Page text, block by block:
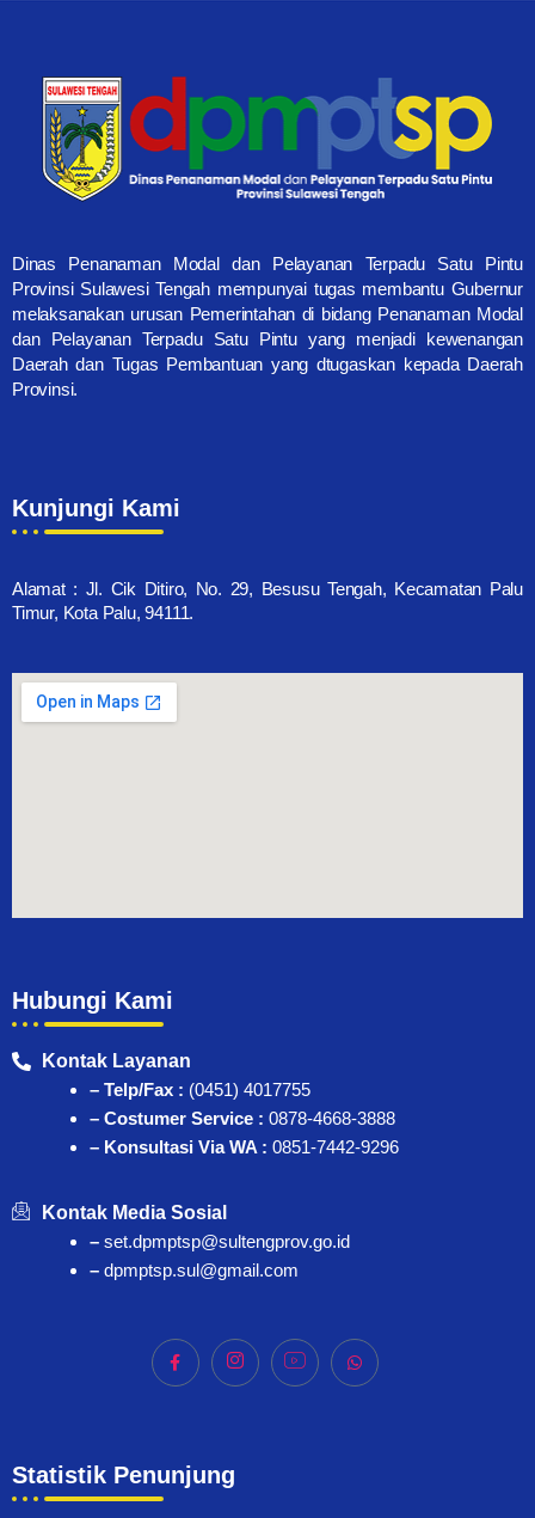
Dinas Penanaman Modal dan Pelayanan Terpadu Satu Pintu
Provinsi Sulawesi Tengah mempunyai tugas membantu Gubernur
melaksanakan urusan Pemerintahan di bidang Penanaman Modal
dan Pelayanan Terpadu Satu Pintu yang menjadi kewenangan
Daerah dan Tugas Pembantuan yang dtugaskan kepada Daerah
Provinsi.
Kunjungi Kami
Alamat : Jl. Cik Ditiro, No. 29, Besusu Tengah, Kecamatan Palu
Timur, Kota Palu, 94111.
Hubungi Kami
Kontak Layanan
– Telp/Fax : (0451) 4017755
– Costumer Service : 0878-4668-3888
– Konsultasi Via WA : 0851-7442-9296
Kontak Media Sosial
– set.dpmptsp@sultengprov.go.id
– dpmptsp.sul@gmail.com
Statistik Penunjung